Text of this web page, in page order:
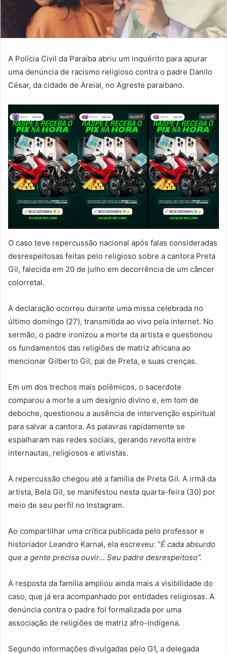
A Polícia Civil da Paraíba abriu um inquérito para apurar
uma denúncia de racismo religioso contra o padre Danilo
César, da cidade de Areial, no Agreste paraibano.
O caso teve repercussão nacional após falas consideradas
desrespeitosas feitas pelo religioso sobre a cantora Preta
Gil, falecida em 20 de julho em decorrência de um câncer
colorretal.
A declaração ocorreu durante uma missa celebrada no
último domingo (27), transmitida ao vivo pela internet. No
sermão, o padre ironizou a morte da artista e questionou
os fundamentos das religiões de matriz africana ao
mencionar Gilberto Gil, pai de Preta, e suas crenças.
Em um dos trechos mais polêmicos, o sacerdote
comparou a morte a um desígnio divino e, em tom de
deboche, questionou a ausência de intervenção espiritual
para salvar a cantora. As palavras rapidamente se
espalharam nas redes sociais, gerando revolta entre
internautas, religiosos e ativistas.
A repercussão chegou até a família de Preta Gil. A irmã da
artista, Bela Gil, se manifestou nesta quarta-feira (30) por
meio de seu perfil no Instagram.
Ao compartilhar uma crítica publicada pelo professor e
historiador Leandro Karnal, ela escreveu: “É cada absurdo
que a gente precisa ouvir… Seu padre desrespeitoso”.
A resposta da família ampliou ainda mais a visibilidade do
caso, que já era acompanhado por entidades religiosas. A
denúncia contra o padre foi formalizada por uma
associação de religiões de matriz afro-indígena.
Segundo informações divulgadas pelo G1, a delegada